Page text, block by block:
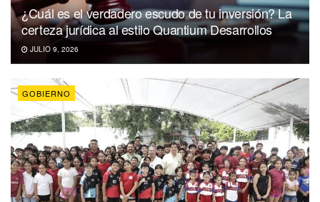
¿Cuál es el verdadero escudo de tu inversión? La
certeza jurídica al estilo Quantium Desarrollos
JULIO 9, 2026
GOBIERNO